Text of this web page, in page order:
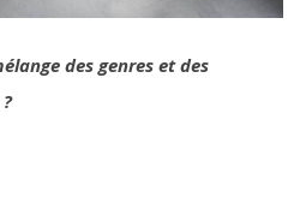
des genres et des